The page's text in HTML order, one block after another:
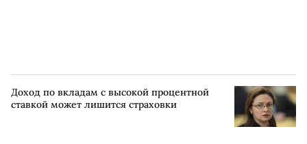
Доход по вкладам с высокой процентной
ставкой может лишится страховки